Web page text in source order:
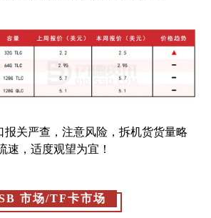
关严查，注意风险，拆机货货量略
速，适度观望为宜！
市场/TF卡市场